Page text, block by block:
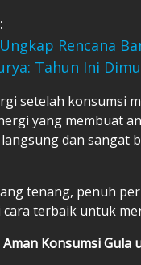
Rencana
Tahun Ini
setelah konsumsi
yang membuat
dan sangat
tenang, penuh
terbaik untuk
Konsumsi Gula